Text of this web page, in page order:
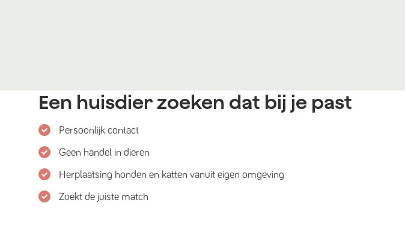
Een huisdier zoeken dat bij je past
Persoonlijk contact
Geen handel in dieren
Herplaatsing honden en katten vanuit eigen omgeving
Zoekt de juiste match